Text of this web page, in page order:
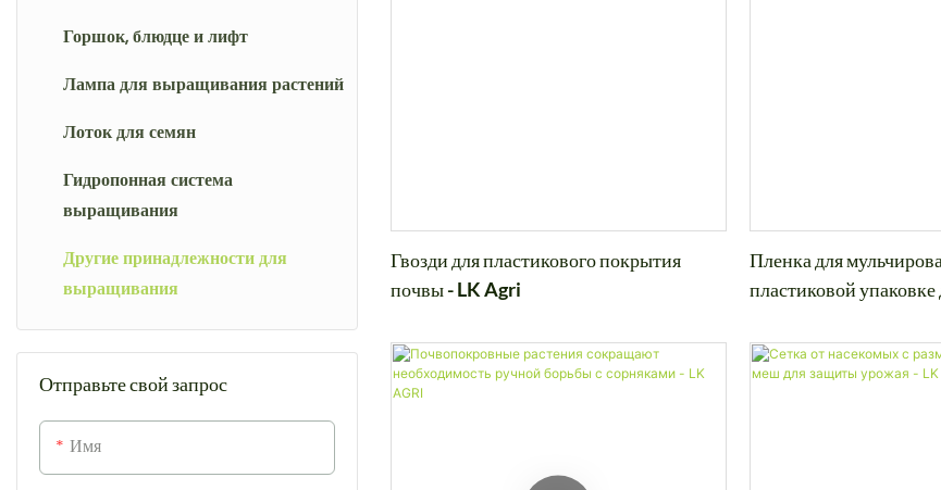
Горшок, блюдце и лифт
Лампа для выращивания растений
Лоток для семян
Гидропонная система
выращивания
Другие принадлежности для
выращивания
Отправьте свой запрос
Имя
Гвозди для пластикового покрытия
почвы - LK Agri
Пленка для
пластиковой упаковке